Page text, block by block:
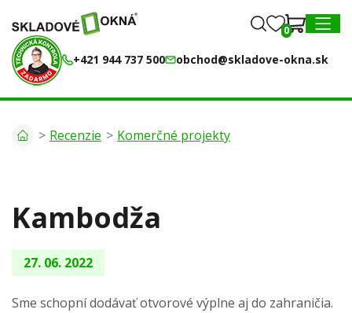
0
+421 944 737 500 obchod@skladove-okna.sk
0
Recenzie Komerčné projekty
Kambodža
27. 06. 2022
Sme schopní dodávať otvorové výplne aj do zahraničia.